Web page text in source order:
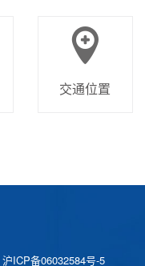
交通位置
沪ICP备06032584号-5